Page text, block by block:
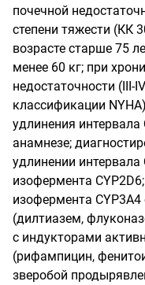
почечной
степени тяжести (КК
возрасте старше 75
менее 60 кг; при
недостаточности
классификации
удлинения
анамнезе;
удлинении интервала
изофермента
изофермента
(дилтиазем,
с индукторами
(рифампицин,
зверобой